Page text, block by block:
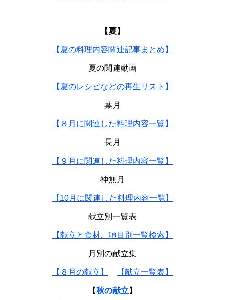
【夏】
【夏の料理内容関連記事まとめ】
夏の関連動画
【夏のレシピなどの再生リスト】
葉月
【８月に関連した料理内容一覧】
長月
【９月に関連した料理内容一覧】
神無月
【10月に関連した料理内容一覧】
献立別一覧表
【献立と食材、項目別一覧検索】
月別の献立集
【８月の献立】 【献立一覧表】
【秋の献立 】